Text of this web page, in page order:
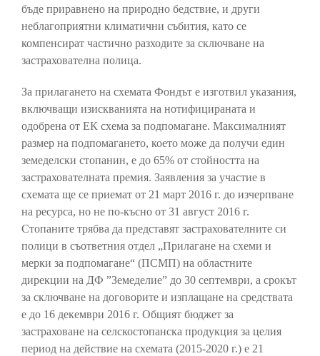
бъде приравнено на природно бедствие, и други
неблагоприятни климатични събития, като се
компенсират частично разходите за сключване на
застрахователна полица.
За прилагането на схемата Фондът е изготвил указания,
включващи изискванията на нотифицираната и
одобрена от ЕК схема за подпомагане. Максималният
размер на подпомагането, което може да получи един
земеделски стопанин, е до 65% от стойността на
застрахователната премия. Заявления за участие в
схемата ще се приемат от 21 март 2016 г. до изчерпване
на ресурса, но не по-късно от 31 август 2016 г.
Стопаните трябва да представят застрахователните си
полици в съответния отдел „Прилагане на схеми и
мерки за подпомагане“ (ПСМП) на областните
дирекции на ДФ ”Земеделие” до 30 септември, а срокът
за сключване на договорите и изплащане на средствата
е до 16 декември 2016 г. Общият бюджет за
застраховане на селскостопанска продукция за целия
период на действие на схемата (2015-2020 г.) е 21